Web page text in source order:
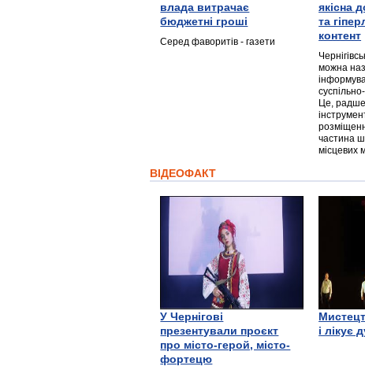
влада витрачає
бюджетні гроші
Серед фаворитів - газети
якісна
та
контент
можна
Це,
частина
місцевих
ВІДЕОФАКТ
У Чернігові
презентували проєкт
про місто-герой, місто-
фортецю
і лікує